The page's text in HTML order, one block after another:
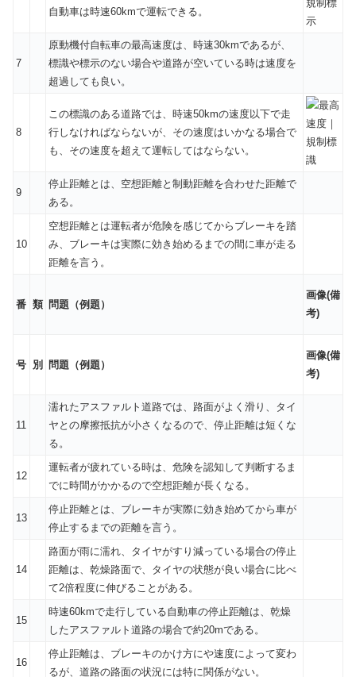
自動車は時速60kmで運転できる。
7
原動機付自転車の最高速度は、時速30kmであるが、
標識や標示のない場合や道路が空いている時は速度を
超過しても良い。
8
この標識のある道路では、時速50kmの速度以下で走
行しなければならないが、その速度はいかなる場合で
も、その速度を超えて運転してはならない。
9
停止距離とは、空想距離と制動距離を合わせた距離で
ある。
10
空想距離とは運転者が危険を感じてからブレーキを踏
み、ブレーキは実際に効き始めるまでの間に車が走る
距離を言う。
番 類 問題（例題）
画像(備
考)
号 別 問題（例題）
画像(備
考)
11
濡れたアスファルト道路では、路面がよく滑り、タイ
ヤとの摩擦抵抗が小さくなるので、停止距離は短くな
る。
12
運転者が疲れている時は、危険を認知して判断するま
でに時間がかかるので空想距離が長くなる。
13
停止距離とは、ブレーキが実際に効き始めてから車が
停止するまでの距離を言う。
14
路面が雨に濡れ、タイヤがすり減っている場合の停止
距離は、乾燥路面で、タイヤの状態が良い場合に比べ
て2倍程度に伸びることがある。
15
時速60kmで走行している自動車の停止距離は、乾燥
したアスファルト道路の場合で約20mである。
16
停止距離は、ブレーキのかけ方にや速度によって変わ
るが、道路の路面の状況には特に関係がない。